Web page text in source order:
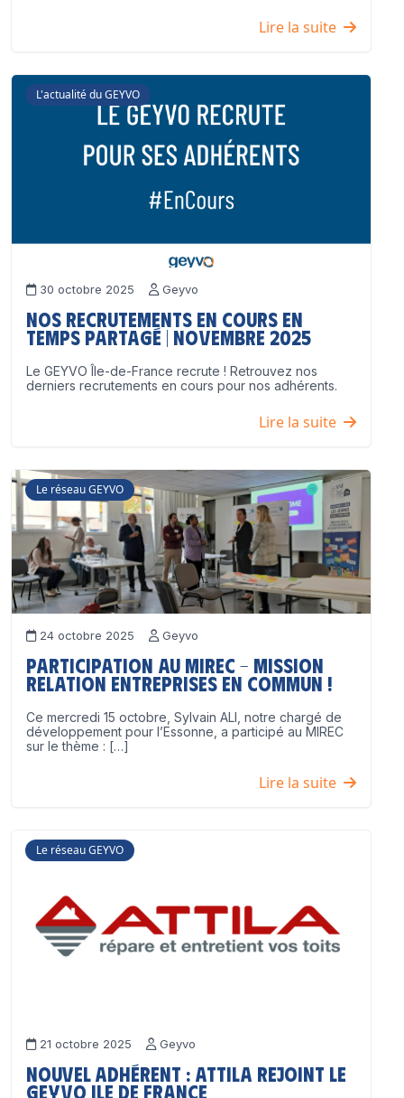
Lire la suite
L'actualité du GEYVO
30 octobre 2025 Geyvo
Nos recrutements en cours en
temps partagé | Novembre 2025
Le GEYVO Île-de-France recrute ! Retrouvez nos
derniers recrutements en cours pour nos adhérents.
Lire la suite
Le réseau GEYVO
24 octobre 2025 Geyvo
Participation au MIREC – Mission
Relation Entreprises en Commun !
Ce mercredi 15 octobre, Sylvain ALI, notre chargé de
développement pour l’Essonne, a participé au MIREC
sur le thème : […]
Lire la suite
Le réseau GEYVO
21 octobre 2025 Geyvo
Nouvel adhérent : ATTILA rejoint le
GEYVO Ile de France